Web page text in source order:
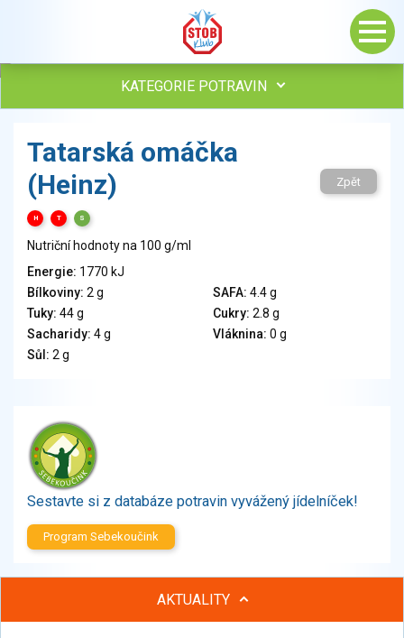
KATEGORIE POTRAVIN
Vejce
Mléko
Mléčné výrobky
Sýry
Veganské a vegetariánské výrobky
Tuky
Obiloviny, mouka, cereální výrobky
Chléb, pečivo, křehké chleby, pufované výrobky
Přílohy
Ovoce
Brambory, luštěniny, houby
Sladkosti, slané výrobky
Zmrzliny
Ochucovadla, přísady, sladidla
Sušené směsi
Polotovary, hotové pokrmy
Proteinové výrobky, doplňky stravy
Nápoje alkoholické
Tatarská omáčka
(Heinz)
H T S
Zpět
Nutriční hodnoty na 100 g/ml
Energie: 1770 kJ
Bílkoviny: 2 g SAFA: 4.4 g
Tuky: 44 g Cukry: 2.8 g
Sacharidy: 4 g Vláknina: 0 g
Sůl: 2 g
Sestavte si z databáze potravin vyvážený jídelníček!
Program Sebekoučink
AKTUALITY